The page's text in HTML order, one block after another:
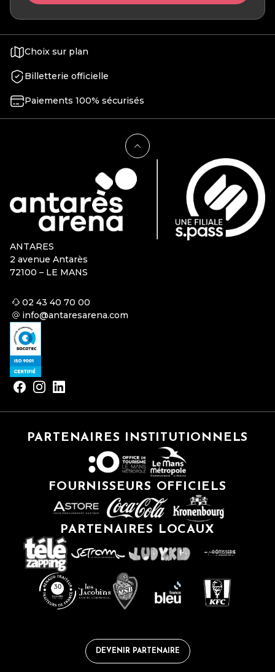
Choix sur plan
Billetterie officielle
Paiements 100% sécurisés
ANTARES
2 avenue Antarès
72100 – LE MANS
02 43 40 70 00
info@antaresarena.com
PARTENAIRES INSTITUTIONNELS
FOURNISSEURS OFFICIELS
PARTENAIRES LOCAUX
DEVENIR PARTENAIRE